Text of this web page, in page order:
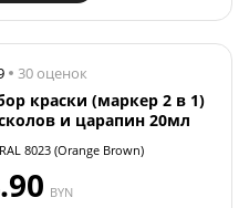
30 оценок
краски (маркер 2 в 1)
и царапин 20мл
RAL 8023 (Orange Brown)
BYN